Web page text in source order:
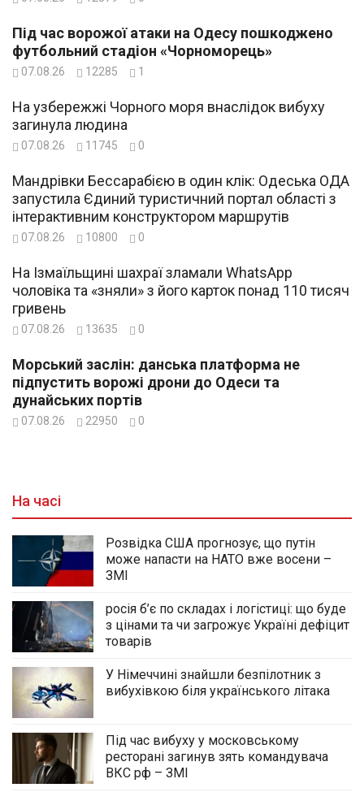
Під час ворожої атаки на Одесу пошкоджено
футбольний стадіон «Чорноморець»
07.08.26 12285 1
На узбережжі Чорного моря внаслідок вибуху
загинула людина
07.08.26 11745 0
Мандрівки Бессарабією в один клік: Одеська ОДА
запустила Єдиний туристичний портал області з
інтерактивним конструктором маршрутів
07.08.26 10800 0
На Ізмаїльщині шахраї зламали WhatsApp
чоловіка та «зняли» з його карток понад 110 тисяч
гривень
07.08.26 13635 0
Морський заслін: данська платформа не
підпустить ворожі дрони до Одеси та
дунайських портів
07.08.26 22950 0
На часі
Розвідка США прогнозує, що путін
може напасти на НАТО вже восени –
ЗМІ
росія б’є по складах і логістиці: що буде
з цінами та чи загрожує Україні дефіцит
товарів
У Німеччині знайшли безпілотник з
вибухівкою біля українського літака
Під час вибуху у московському
ресторані загинув зять командувача
ВКС рф – ЗМІ